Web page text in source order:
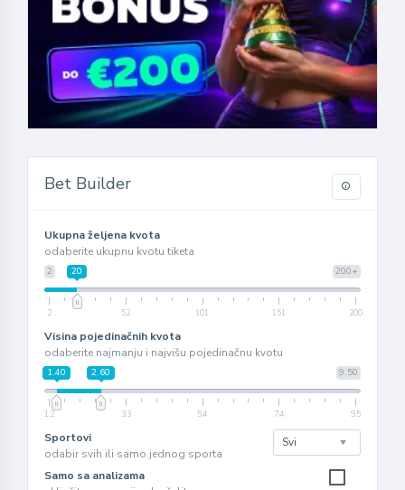
Bet Builder
Ukupna željena kvota
odaberite ukupnu kvotu tiketa
2 200+
20
2 52 101 151 200
Visina pojedinačnih kvota
odaberite najmanju i najvišu pojedinačnu kvotu
9.50
1.40 2.60
1.2 3.3 5.4 7.4 9.5
Sportovi
odabir svih ili samo jednog sporta
Samo sa analizama